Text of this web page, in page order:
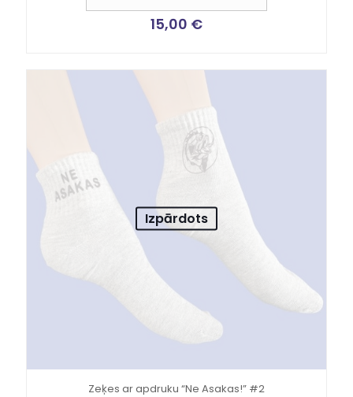
15,00 €
Izpārdots
Zeķes ar apdruku “Ne Asakas!” #2